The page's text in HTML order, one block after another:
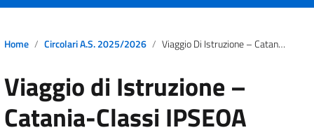
Home Circolari A.S. 2025/2026 Viaggio Di Istruzione – Catania-Classi IPSEOA
Viaggio di Istruzione –
Catania-Classi IPSEOA